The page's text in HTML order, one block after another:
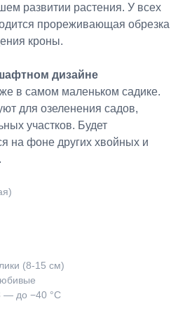
развитии растения. У всех
прореживающая обрезка
кроны.
дизайне
в самом маленьком садике.
для озеленения садов,
участков. Будет
на фоне других хвойных и
(8-15 см)
— до −40 °C